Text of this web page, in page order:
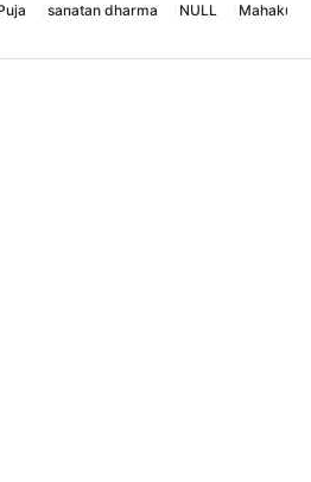
sanatan dharma NULL